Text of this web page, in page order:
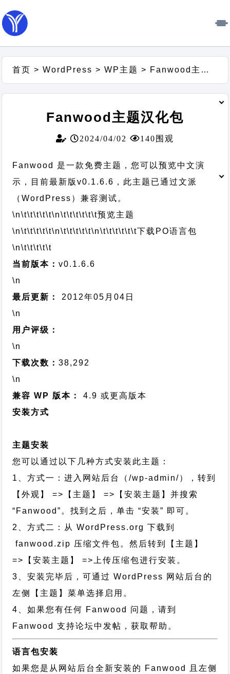
首页 >WordPress >WP主题 > Fanwood主题汉化包
Fanwood主题汉化包
2024/04/02 140围观
Fanwood 是一款免费主题，您可以预览中文演
示，目前最新版v0.1.6.6，此主题已通过文派
（WordPress）兼容测试。
\n\t\t\t\t\t\n\t\t\t\t\t\t预览主题
\n\t\t\t\t\t\n\t\t\t\t\t\n\t\t\t\t\t\t下载PO语言包
\n\t\t\t\t\t
当前版本：v0.1.6.6
\n
最后更新：
2012年05月04日
\n
用户评级：
\n
下载次数：38,292
\n
兼容 WP 版本：
4.9 或更高版本
安装方式
主题安装
您可以通过以下几种方式安装此主题：
1、方式一：进入网站后台（/wp-admin/），转到
【外观】 =>【主题】 =>【安装主题】并搜索
“Fanwood”。找到之后，单击 “安装” 即可。
2、方式二：从 WordPress.org 下载到
fanwood.zip 压缩文件包。然后转到【主题】
=>【安装主题】 =>上传压缩包进行安装。
3、安装完毕后，可通过 WordPress 网站后台的
左侧【主题】菜单选择启用。
4、如果您有任何 Fanwood 问题，请到
Fanwood 支持论坛中发帖，获取帮助。
语言包安装
如果您是从网站后台全新安装的 Fanwood 且左侧